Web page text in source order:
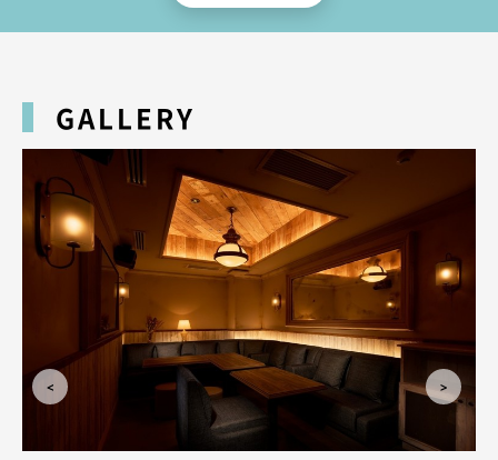
店舗では日々50名を超えるキャストが出勤し、お客様をお迎えします。
是非この機会に皆様のご来店、お待ちしております。
GALLERY